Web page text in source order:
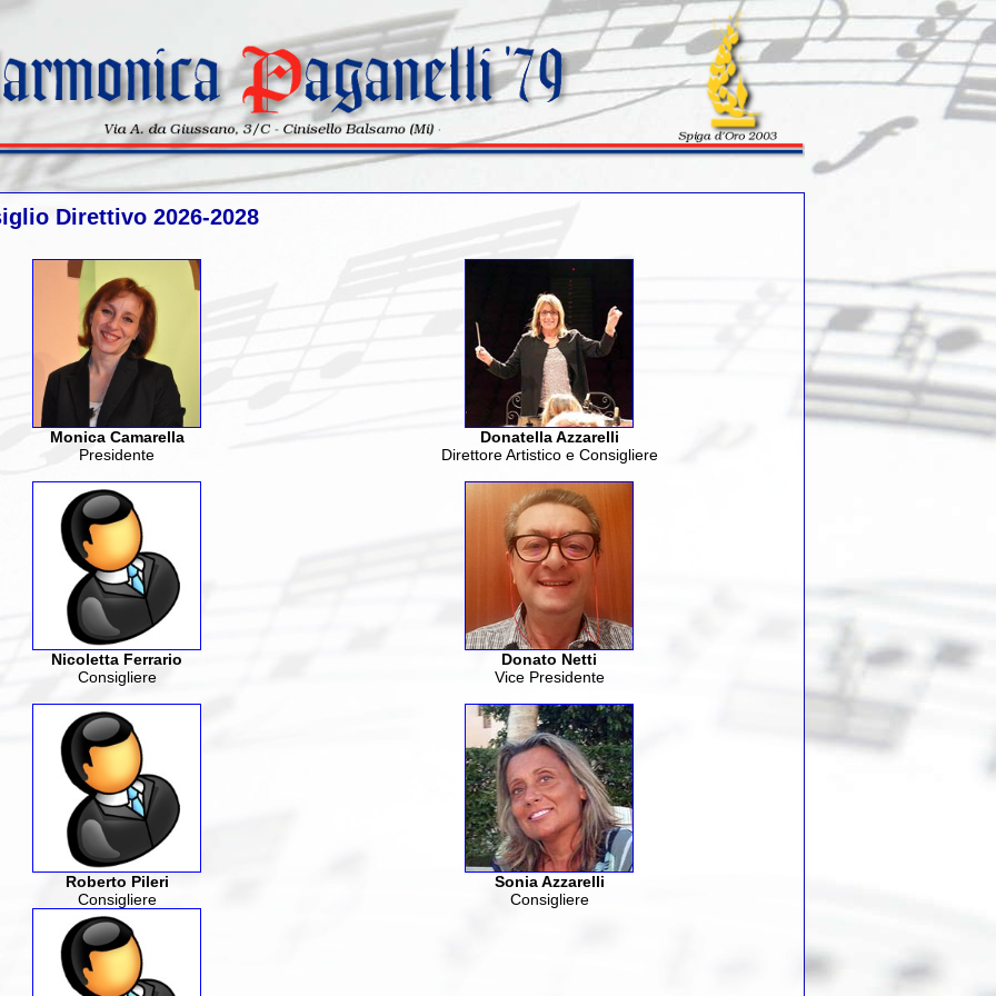
Direttivo 2026-2028
Monica Camarella
Presidente
Donatella Azzarelli
Direttore Artistico e Consigliere
Nicoletta Ferrario
Consigliere
Donato Netti
Vice Presidente
Roberto Pileri
Consigliere
Sonia Azzarelli
Consigliere